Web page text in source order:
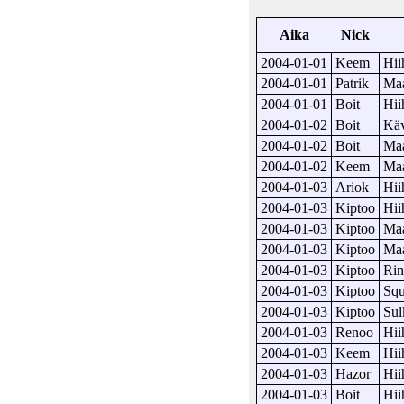
Aika
Nick
2004-01-01
Keem
2004-01-01
Patrik
2004-01-01
Boit
2004-01-02
Boit
2004-01-02
Boit
2004-01-02
Keem
2004-01-03 Ariok
2004-01-03 Kiptoo
2004-01-03 Kiptoo
2004-01-03 Kiptoo
2004-01-03 Kiptoo
2004-01-03 Kiptoo
2004-01-03 Kiptoo
2004-01-03 Renoo
2004-01-03 Keem
2004-01-03 Hazor
2004-01-03 Boit